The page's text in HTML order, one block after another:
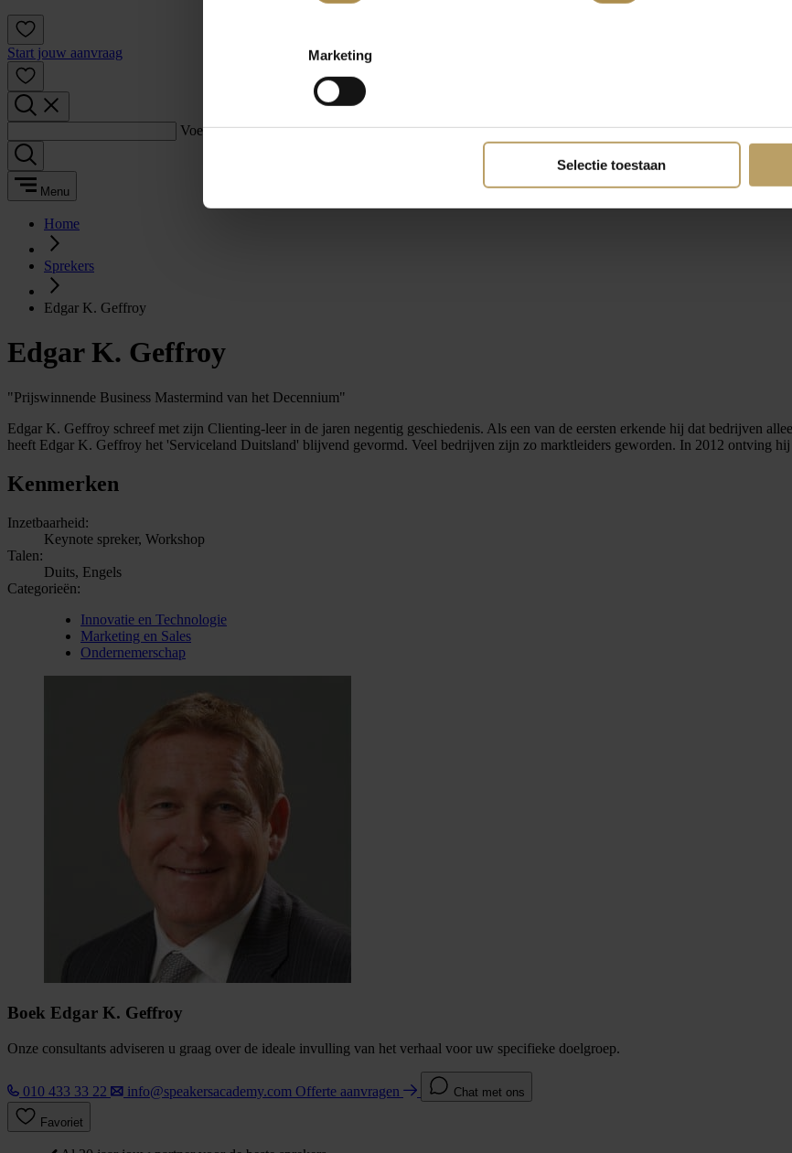
Marketing
Selectie toestaan
Start jouw aanvraag
Voer een zoekterm in:
Menu
Home
Sprekers
Edgar K. Geffroy
Edgar K. Geffroy
"Prijswinnende Business Mastermind van het Decennium"
Edgar K. Geffroy schreef met zijn Clienting-leer in de jaren negentig geschiedenis. Als een van de eersten erkende hij dat bedrijven
heeft Edgar K. Geffroy het 'Serviceland Duitsland' blijvend gevormd. Veel bedrijven zijn zo marktleiders geworden. In 2012 ontving
Kenmerken
Inzetbaarheid:
Keynote spreker, Workshop
Talen:
Duits, Engels
Categorieën:
Innovatie en Technologie
Marketing en Sales
Ondernemerschap
Boek Edgar K. Geffroy
Onze consultants adviseren u graag over de ideale invulling van het verhaal voor uw specifieke doelgroep.
010 433 33 22 info@speakersacademy.com Offerte aanvragen Chat met ons
Favoriet